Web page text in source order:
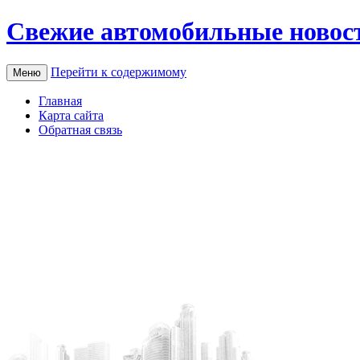
Свежие автомобильные
Меню Перейти к содержимому
Главная
Карта сайта
Обратная связь